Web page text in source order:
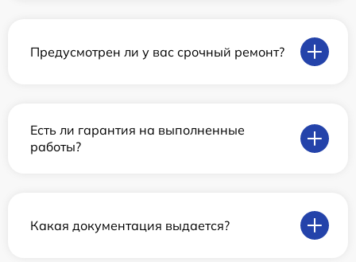
Предусмотрен ли у вас срочный ремонт?
Есть ли гарантия на выполненные
работы?
Какая документация выдается?